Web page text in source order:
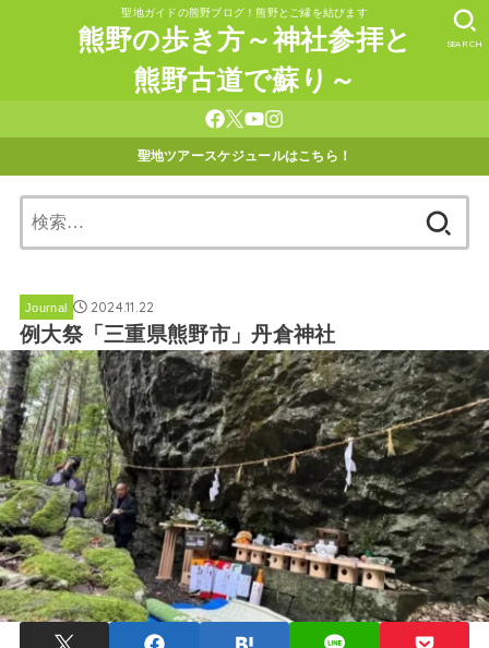
聖地ガイドの熊野ブログ！熊野とご縁を結びます
熊野の歩き方～神社参拝と
熊野古道で蘇り～
SEARCH
聖地ツアースケジュールはこちら！
索:
Journal 2024.11.22
例大祭「三重県熊野市」丹倉神社